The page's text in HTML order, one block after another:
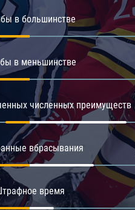
в большинстве
в меньшинстве
численных преимуществ
вбрасывания
время